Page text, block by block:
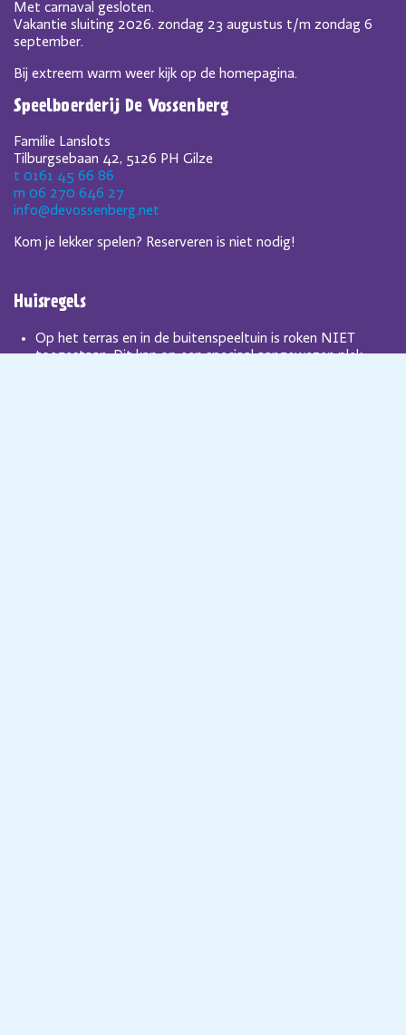
Met carnaval gesloten.
Vakantie sluiting 2026. zondag 23 augustus t/m zondag 6
september.
Bij extreem warm weer kijk op de homepagina.
Speelboerderij De Vossenberg
Familie Lanslots
Tilburgsebaan 42, 5126 PH Gilze
t 0161 45 66 86
m 06 270 646 27
info@devossenberg.net
Kom je lekker spelen? Reserveren is niet nodig!
Huisregels
Op het terras en in de buitenspeeltuin is roken NIET
toegestaan. Dit kan op een speciaal aangewezen plek,